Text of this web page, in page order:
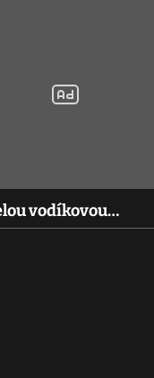
vodíkovou…